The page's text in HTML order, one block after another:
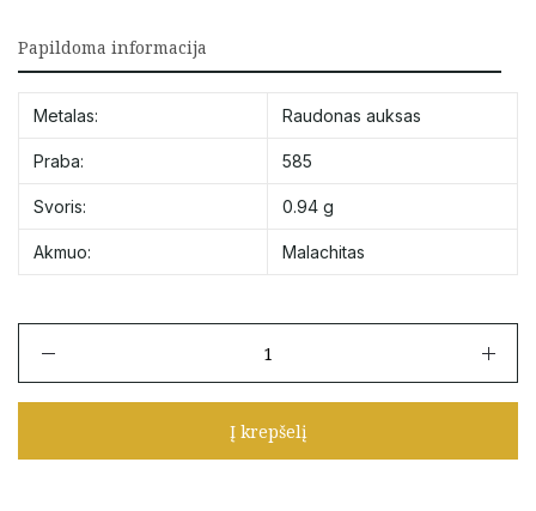
Papildoma informacija
Metalas: Raudonas auksas
Praba: 585
Svoris: 0.94 g
Akmuo: Malachitas
Auksinis
malachitu
Į krepšelį